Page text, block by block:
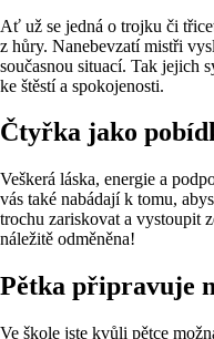
Ať už se jedná o trojku či
z hůry. Nanebevzatí mistři
současnou situací. Tak jejich
ke štěstí a spokojenosti.
Čtyřka jako
Veškerá láska, energie a
vás také nabádají k tomu,
trochu zariskovat a vystoupit
náležitě odměněna!
Pětka připravuje
Ve škole jste kvůli pětce